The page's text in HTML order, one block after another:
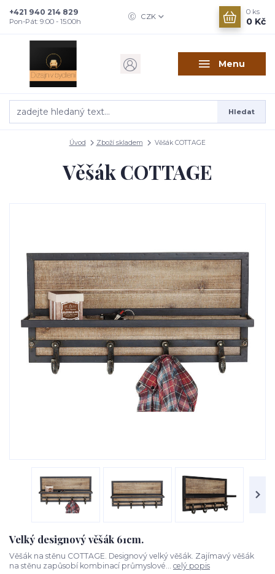
Menu
CZK
Hledat
+421 940 214 829
Pon-Pát: 9:00 - 15:00h
0 ks
0 Kč
Úvod Zboží skladem Věšák COTTAGE
Věšák COTTAGE
Velký designový věšák 61cm.
Věšák na stěnu COTTAGE. Designový velký věšák. Zajímavý věšák
na stěnu zapůsobí kombinací průmyslové... celý popis